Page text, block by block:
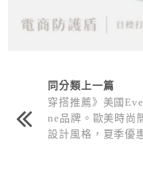
同分類上一篇
穿搭推薦》美國
ne品牌。歐美時尚
設計風格，夏季優